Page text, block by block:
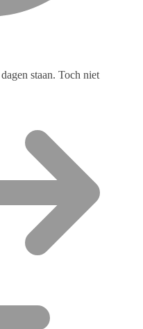
staan. Toch niet